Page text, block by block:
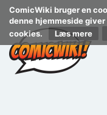
ComicWiki bruger en
denne hjemmeside
cookies.
Læs mere